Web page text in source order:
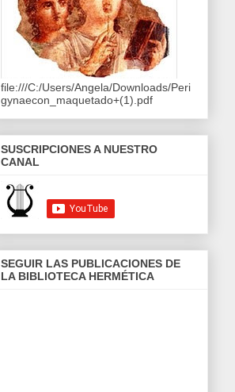
file:///C:/Users/Angela/Downloads/Peri
gynaecon_maquetado+(1).pdf
SUSCRIPCIONES A NUESTRO
CANAL
SEGUIR LAS PUBLICACIONES DE
LA BIBLIOTECA HERMÉTICA